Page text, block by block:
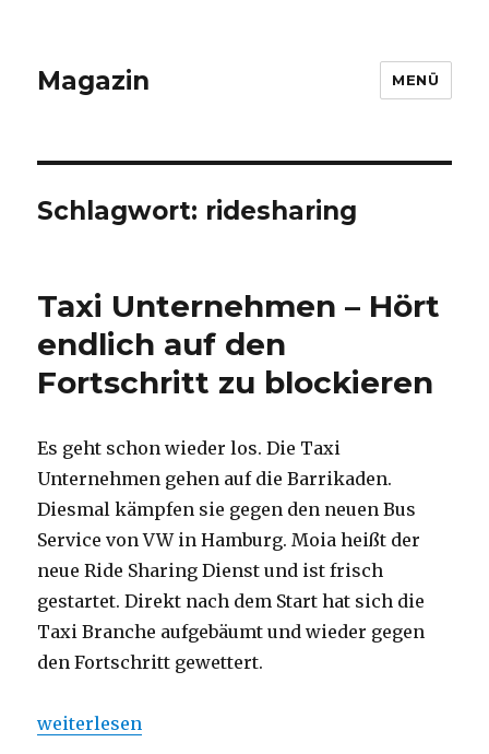
Magazin MENÜ
Schlagwort: ridesharing
Taxi Unternehmen – Hört
endlich auf den
Fortschritt zu blockieren
Es geht schon wieder los. Die Taxi
Unternehmen gehen auf die Barrikaden.
Diesmal kämpfen sie gegen den neuen Bus
Service von VW in Hamburg. Moia heißt der
neue Ride Sharing Dienst und ist frisch
gestartet. Direkt nach dem Start hat sich die
Taxi Branche aufgebäumt und wieder gegen
den Fortschritt gewettert.
„Taxi Unternehmen – Hört endlich auf den
weiterlesen